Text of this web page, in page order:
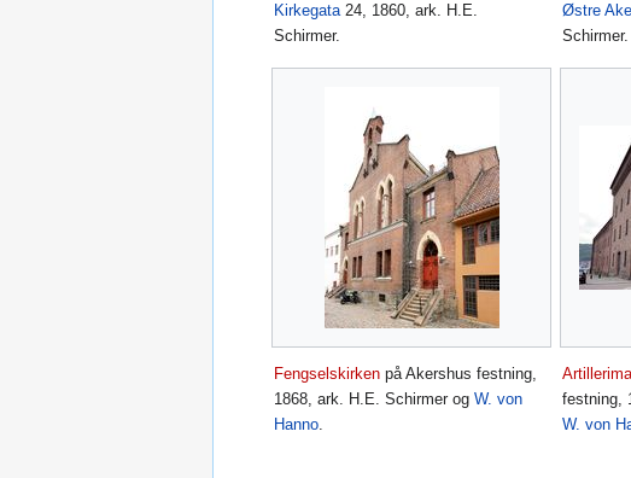
Kirkegata24, 1860, ark. H.E.
Schirmer.
Østre
Schirmer.
Fengselskirken på Akershus festning,
1868, ark. H.E. Schirmer ogW. von
Hanno
festning,
W. von